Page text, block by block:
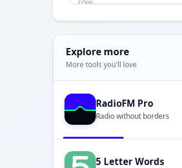
Explore more
More tools you'll love
RadioFM Pro
Radio without borders
5 Letter Words